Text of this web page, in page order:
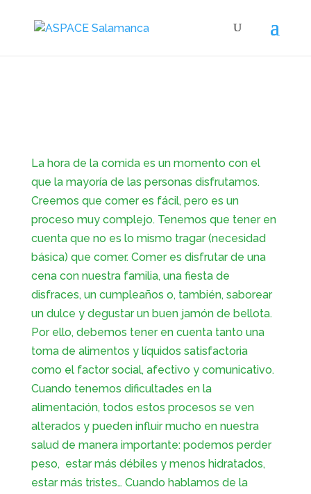
La hora de la comida es un momento con el
que la mayoría de las personas disfrutamos.
Creemos que comer es fácil, pero es un
proceso muy complejo. Tenemos que tener en
cuenta que no es lo mismo tragar (necesidad
básica) que comer. Comer es disfrutar de una
cena con nuestra familia, una fiesta de
disfraces, un cumpleaños o, también, saborear
un dulce y degustar un buen jamón de bellota.
Por ello, debemos tener en cuenta tanto una
toma de alimentos y líquidos satisfactoria
como el factor social, afectivo y comunicativo.
Cuando tenemos dificultades en la
alimentación, todos estos procesos se ven
alterados y pueden influir mucho en nuestra
salud de manera importante: podemos perder
peso, estar más débiles y menos hidratados,
estar más tristes… Cuando hablamos de la